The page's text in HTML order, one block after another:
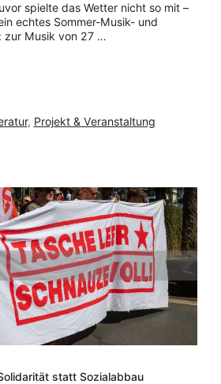
spielte das Wetter nicht so mit –
echtes Sommer-Musik- und
zur Musik von 27 …
, Projekt & Veranstaltung
statt Sozialabbau